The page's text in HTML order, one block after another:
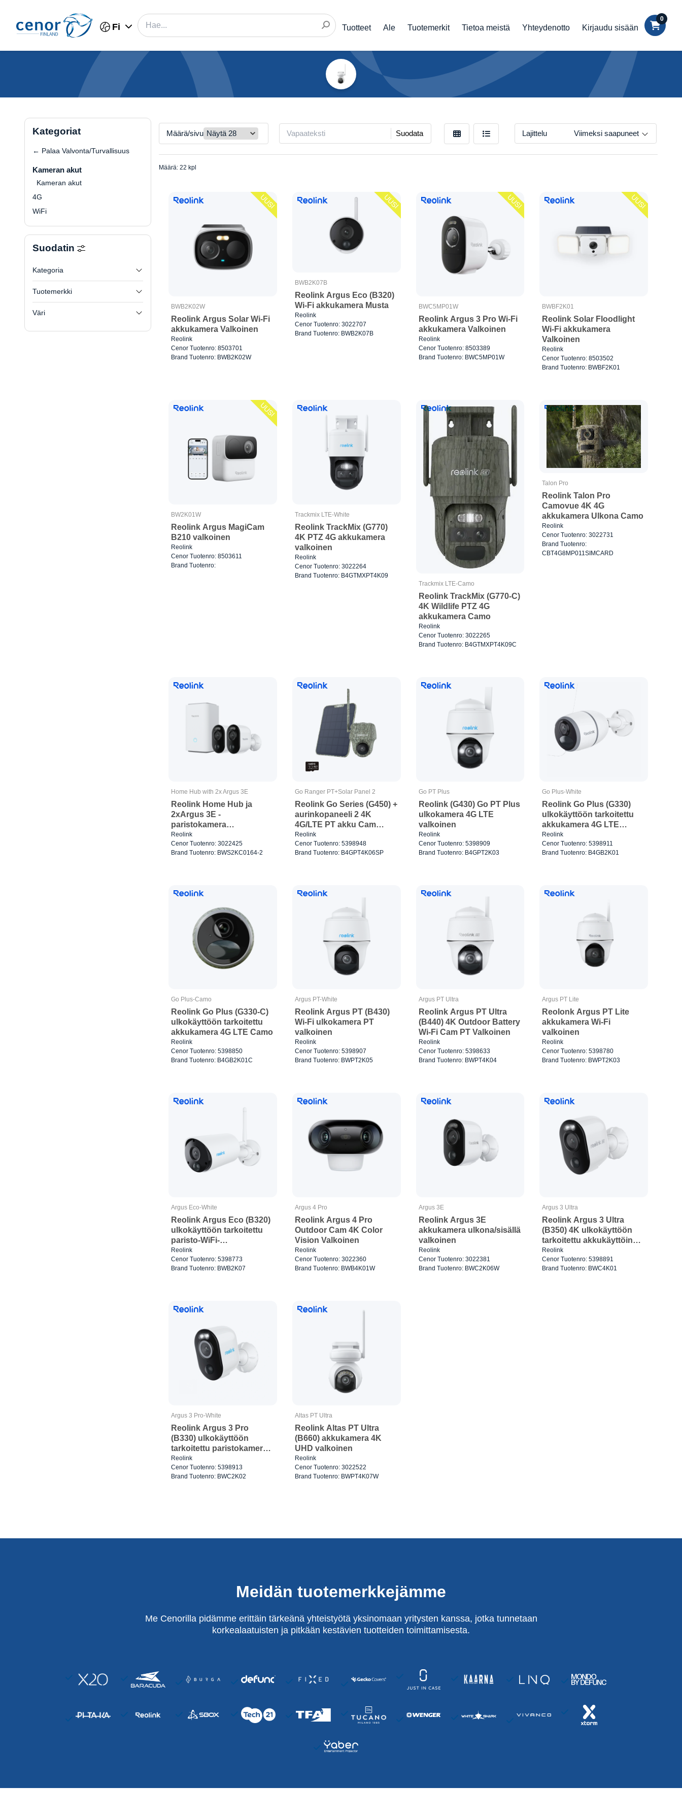
Fi Tuotteet Ale Tuotemerkit Tietoa meistä Yhteydenotto Kirjaudu sisään
0
Kategoriat
← Palaa Valvonta/Turvallisuus
Kameran akut
Kameran akut
4G
WiFi
Suodatin
Kategoria
Tuotemerkki
Väri
Määrä/sivu Suodata Lajittelu Viimeksi saapuneet
Määrä: 22 kpl
UUSI
BWB2K02W
Reolink Argus Solar Wi-Fi
akkukamera Valkoinen
Reolink
Cenor Tuotenro: 8503701
Brand Tuotenro: BWB2K02W
UUSI
BWB2K07B
Reolink Argus Eco (B320)
Wi-Fi akkukamera Musta
Reolink
Cenor Tuotenro: 3022707
Brand Tuotenro: BWB2K07B
UUSI
BWC5MP01W
Reolink Argus 3 Pro Wi-Fi
akkukamera Valkoinen
Reolink
Cenor Tuotenro: 8503389
Brand Tuotenro: BWC5MP01W
UUSI
BWBF2K01
Reolink Solar Floodlight
Wi-Fi akkukamera
Valkoinen
Reolink
Cenor Tuotenro: 8503502
Brand Tuotenro: BWBF2K01
UUSI
BW2K01W
Reolink Argus MagiCam
B210 valkoinen
Reolink
Cenor Tuotenro: 8503611
Brand Tuotenro:
Trackmix LTE-White
Reolink TrackMix (G770)
4K PTZ 4G akkukamera
valkoinen
Reolink
Cenor Tuotenro: 3022264
Brand Tuotenro: B4GTMXPT4K09
Trackmix LTE-Camo
Reolink TrackMix (G770-C)
4K Wildlife PTZ 4G
akkukamera Camo
Reolink
Cenor Tuotenro: 3022265
Brand Tuotenro: B4GTMXPT4K09C
Talon Pro
Reolink Talon Pro
Camovue 4K 4G
akkukamera Ulkona Camo
Reolink
Cenor Tuotenro: 3022731
Brand Tuotenro:
CBT4G8MP011SIMCARD
Home Hub with 2x Argus 3E
Reolink Home Hub ja
2xArgus 3E -
paristokamera
ulkona/ulkoilmassa
Valkoinen
Reolink
Cenor Tuotenro: 3022425
Brand Tuotenro: BWS2KC0164-2
Go Ranger PT+Solar Panel 2
Reolink Go Series (G450) +
aurinkopaneeli 2 4K
4G/LTE PT akku Cam
Camo
Reolink
Cenor Tuotenro: 5398948
Brand Tuotenro: B4GPT4K06SP
Go PT Plus
Reolink (G430) Go PT Plus
ulkokamera 4G LTE
valkoinen
Reolink
Cenor Tuotenro: 5398909
Brand Tuotenro: B4GPT2K03
Go Plus-White
Reolink Go Plus (G330)
ulkokäyttöön tarkoitettu
akkukamera 4G LTE
Valkoinen
Reolink
Cenor Tuotenro: 5398911
Brand Tuotenro: B4GB2K01
Go Plus-Camo
Reolink Go Plus (G330-C)
ulkokäyttöön tarkoitettu
akkukamera 4G LTE Camo
Reolink
Cenor Tuotenro: 5398850
Brand Tuotenro: B4GB2K01C
Argus PT-White
Reolink Argus PT (B430)
Wi-Fi ulkokamera PT
valkoinen
Reolink
Cenor Tuotenro: 5398907
Brand Tuotenro: BWPT2K05
Argus PT Ultra
Reolink Argus PT Ultra
(B440) 4K Outdoor Battery
Wi-Fi Cam PT Valkoinen
Reolink
Cenor Tuotenro: 5398633
Brand Tuotenro: BWPT4K04
Argus PT Lite
Reolonk Argus PT Lite
akkukamera Wi-Fi
valkoinen
Reolink
Cenor Tuotenro: 5398780
Brand Tuotenro: BWPT2K03
Argus Eco-White
Reolink Argus Eco (B320)
ulkokäyttöön tarkoitettu
paristo-WiFi-
valvontakamera, valkoinen
Reolink
Cenor Tuotenro: 5398773
Brand Tuotenro: BWB2K07
Argus 4 Pro
Reolink Argus 4 Pro
Outdoor Cam 4K Color
Vision Valkoinen
Reolink
Cenor Tuotenro: 3022360
Brand Tuotenro: BWB4K01W
Argus 3E
Reolink Argus 3E
akkukamera ulkona/sisällä
valkoinen
Reolink
Cenor Tuotenro: 3022381
Brand Tuotenro: BWC2K06W
Argus 3 Ultra
Reolink Argus 3 Ultra
(B350) 4K ulkokäyttöön
tarkoitettu akkukäyttöinen
Wi-Fi-kamera Valkoinen
Reolink
Cenor Tuotenro: 5398891
Brand Tuotenro: BWC4K01
Argus 3 Pro-White
Reolink Argus 3 Pro
(B330) ulkokäyttöön
tarkoitettu paristokamera
Wi-Fi Valkoinen
Reolink
Cenor Tuotenro: 5398913
Brand Tuotenro: BWC2K02
Altas PT Ultra
Reolink Altas PT Ultra
(B660) akkukamera 4K
UHD valkoinen
Reolink
Cenor Tuotenro: 3022522
Brand Tuotenro: BWPT4K07W
Meidän tuotemerkkejämme
Me Cenorilla pidämme erittäin tärkeänä yhteistyötä yksinomaan yritysten kanssa, jotka tunnetaan
korkealaatuisten ja pitkään kestävien tuotteiden toimittamisesta.